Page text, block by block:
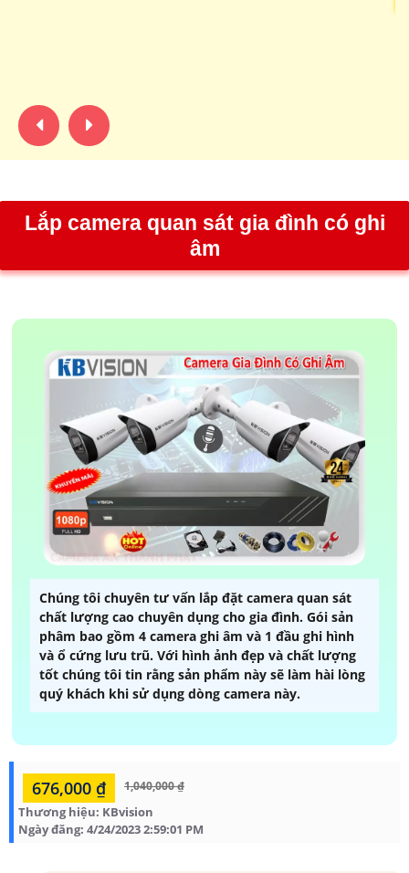
Lắp camera quan sát gia đình có ghi
âm
Chúng tôi chuyên tư vấn lắp đặt camera quan sát
chất lượng cao chuyên dụng cho gia đình. Gói sản
phâm bao gồm 4 camera ghi âm và 1 đầu ghi hình
và ổ cứng lưu trũ. Với hình ảnh đẹp và chất lượng
tốt chúng tôi tin rằng sản phẩm này sẽ làm hài lòng
quý khách khi sử dụng dòng camera này.
676,000 ₫ 1,040,000 ₫
Thương hiệu: KBvision
Ngày đăng: 4/24/2023 2:59:01 PM